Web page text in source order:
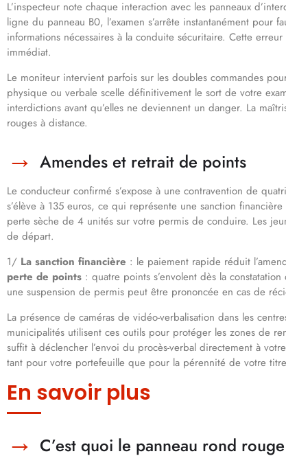
L’inspecteur note chaque interaction avec les panneaux
ligne du panneau B0, l’examen s’arrête instantanément pour
informations nécessaires à la conduite sécuritaire. Cette
immédiat.
Le moniteur intervient parfois sur les doubles commandes
physique ou verbale scelle définitivement le sort de votre
interdictions avant qu’elles ne deviennent un danger. La
rouges à distance.
Amendes et retrait de points
Le conducteur confirmé s’expose à une contravention de
s’élève à 135 euros, ce qui représente une sanction
perte sèche de 4 unités sur votre permis de conduire. Les
de départ.
1/ La sanction financière : le paiement rapide réduit
perte de points : quatre points s’envolent dès la
une suspension de permis peut être prononcée en cas de
La présence de caméras de vidéo-verbalisation dans les
municipalités utilisent ces outils pour protéger les zones de
suffit à déclencher l’envoi du procès-verbal directement à
tant pour votre portefeuille que pour la pérennité de votre
En savoir plus
C’est quoi le panneau rond